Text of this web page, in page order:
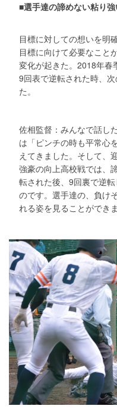
■選手達の諦めない粘り
目標に対しての想いを明
目標に向けて必要なこと
変化が起きた。2018年春
9回表で逆転された時、
た。
佐相監督：みんなで話し
は「ピンチの時も平常心
えてきました。そして、
強豪の向上高校戦では、
転された後、9回裏で逆
のです。選手達の、負け
れる姿を見ることができま